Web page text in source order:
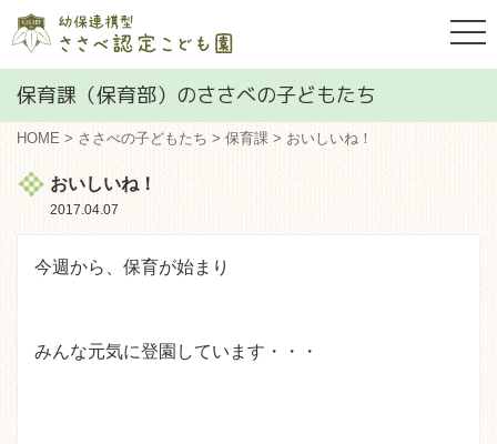
保育課（保育部）のささべの子どもたち
HOME > ささべの子どもたち > 保育課 > おいしいね！
おいしいね！
2017.04.07
今週から、保育が始まり
みんな元気に登園しています・・・